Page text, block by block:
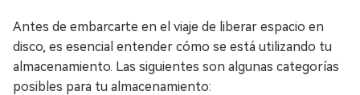
Antes de embarcarte en el viaje de liberar espacio en
disco, es esencial entender cómo se está utilizando tu
almacenamiento. Las siguientes son algunas categorías
posibles para tu almacenamiento: